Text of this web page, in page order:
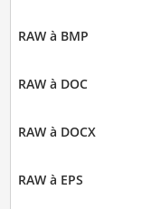
RAW à BMP
RAW à DOC
RAW à DOCX
RAW à EPS